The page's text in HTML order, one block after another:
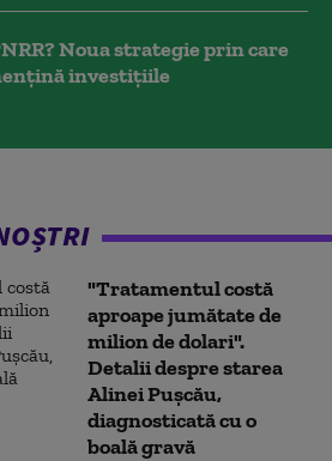
Noua strategie prin care
investițiile
"Tratamentul costă
aproape jumătate de
milion de dolari".
Detalii despre starea
Alinei Pușcău,
diagnosticată cu o
boală gravă